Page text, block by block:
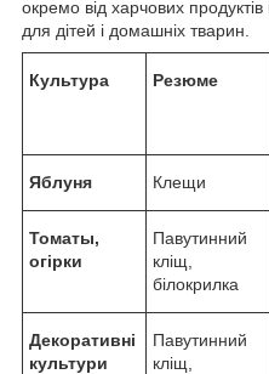
окремо від харчових продуктів
для дітей і домашніх тварин.
Культура Резюме
Яблуня Клещи
Томаты,
огірки
Павутинний
кліщ,
білокрилка
Декоративні
культури
Павутинний
кліщ,